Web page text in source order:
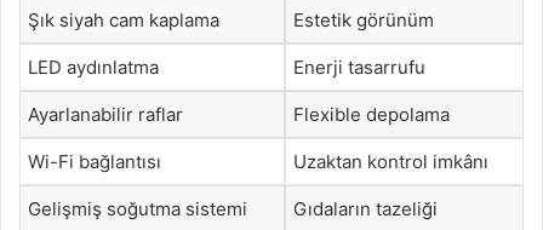
Şık siyah cam kaplama Estetik görünüm
LED aydınlatma Enerji tasarrufu
Ayarlanabilir raflar Flexible depolama
Wi-Fi bağlantısı Uzaktan kontrol imkânı
Gelişmiş soğutma sistemi Gıdaların tazeliği